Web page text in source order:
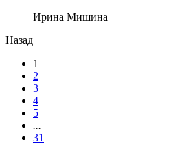
Ирина Мишина
Назад
1
2
3
4
5
...
31